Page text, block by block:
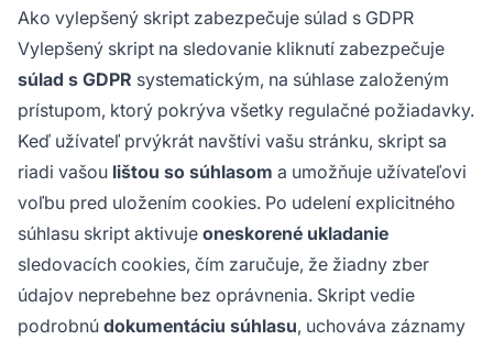
Ako vylepšený skript zabezpečuje súlad s GDPR
Vylepšený skript na sledovanie kliknutí zabezpečuje
súlad s GDPR systematickým, na súhlase založeným
prístupom, ktorý pokrýva všetky regulačné požiadavky.
Keď užívateľ prvýkrát navštívi vašu stránku, skript sa
riadi vašou lištou so súhlasom a umožňuje užívateľovi
voľbu pred uložením cookies. Po udelení explicitného
súhlasu skript aktivuje oneskorené ukladanie
sledovacích cookies, čím zaručuje, že žiadny zber
údajov neprebehne bez oprávnenia. Skript vedie
podrobnú dokumentáciu súhlasu, uchováva záznamy